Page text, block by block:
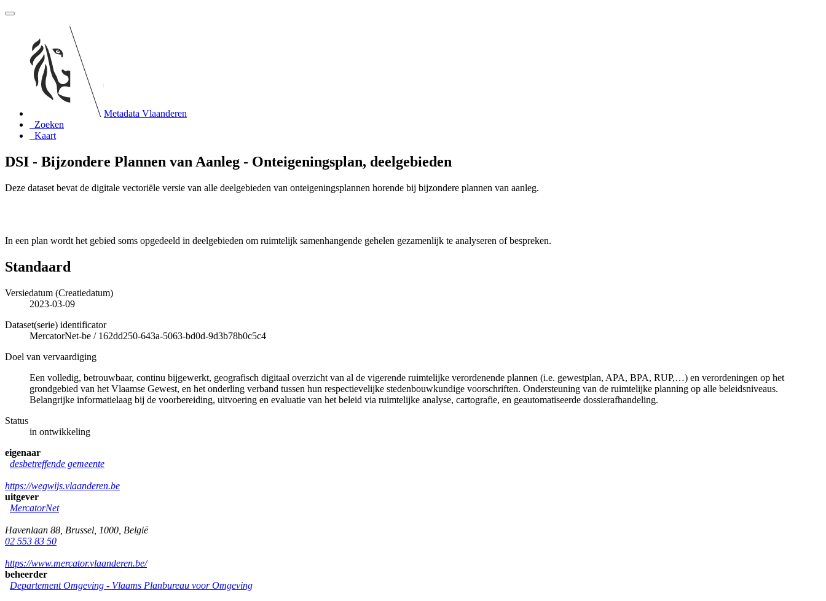
Metadata Vlaanderen
Zoeken
Kaart
DSI - Bijzondere Plannen van Aanleg - Onteigeningsplan, deelgebieden
Deze dataset bevat de digitale vectoriële versie van alle deelgebieden van onteigeningsplannen horende bij bijzondere plannen van aanleg.
In een plan wordt het gebied soms opgedeeld in deelgebieden om ruimtelijk samenhangende gehelen gezamenlijk te analyseren of bespreken.
Standaard
Versiedatum (Creatiedatum)
2023-03-09
Dataset(serie) identificator
MercatorNet-be / 162dd250-643a-5063-bd0d-9d3b78b0c5c4
Doel van vervaardiging
Een volledig, betrouwbaar, continu bijgewerkt, geografisch digitaal overzicht van al de vigerende ruimtelijke verordenende plannen (i.e. gewestplan, APA, BPA, RUP,…) en verordeningen op het
grondgebied van het Vlaamse Gewest, en het onderling verband tussen hun respectievelijke stedenbouwkundige voorschriften. Ondersteuning van de ruimtelijke planning op alle beleidsniveaus.
Belangrijke informatielaag bij de voorbereiding, uitvoering en evaluatie van het beleid via ruimtelijke analyse, cartografie, en geautomatiseerde dossierafhandeling.
Status
in ontwikkeling
eigenaar
desbetreffende gemeente
https://wegwijs.vlaanderen.be
uitgever
MercatorNet
Havenlaan 88 Brussel 1000 België
02 553 83 50
https://www.mercator.vlaanderen.be/
beheerder
Departement Omgeving - Vlaams Planbureau voor Omgeving